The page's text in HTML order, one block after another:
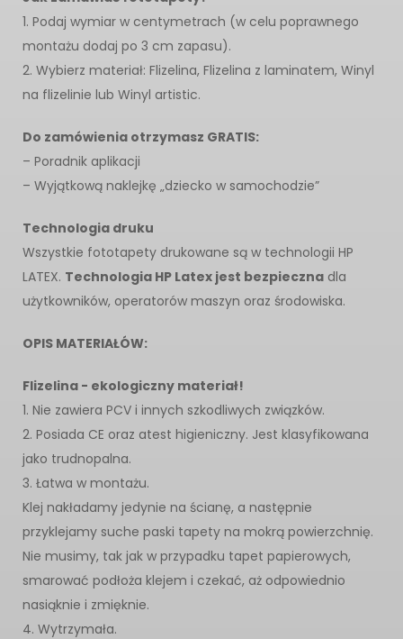
1. Podaj wymiar w centymetrach (w celu poprawnego
montażu dodaj po 3 cm zapasu).
2. Wybierz materiał: Flizelina, Flizelina z laminatem, Winyl
na flizelinie lub Winyl artistic.
Do zamówienia otrzymasz GRATIS:
– Poradnik aplikacji
– Wyjątkową naklejkę „dziecko w samochodzie”
Technologia druku
Wszystkie fototapety drukowane są w technologii HP
LATEX. Technologia HP Latex jest bezpieczna dla
użytkowników, operatorów maszyn oraz środowiska.
OPIS MATERIAŁÓW:
Flizelina - ekologiczny materiał!
1. Nie zawiera PCV i innych szkodliwych związków.
2. Posiada CE oraz atest higieniczny. Jest klasyfikowana
jako trudnopalna.
3. Łatwa w montażu.
Klej nakładamy jedynie na ścianę, a następnie
przyklejamy suche paski tapety na mokrą powierzchnię.
Nie musimy, tak jak w przypadku tapet papierowych,
smarować podłoża klejem i czekać, aż odpowiednio
nasiąknie i zmięknie.
4. Wytrzymała.